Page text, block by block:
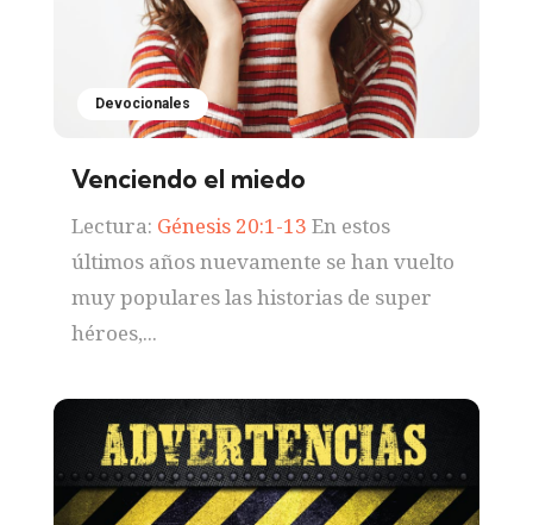
Devocionales
Venciendo el miedo
Lectura: Génesis 20:1-13 En estos
últimos años nuevamente se han vuelto
muy populares las historias de super
héroes,...